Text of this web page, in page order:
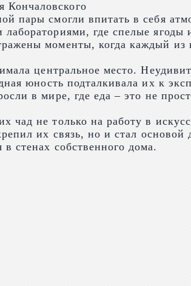
пары смогли впитать в себя
где спелые
моменты, когда каждый из
центральное место.
юность подталкивала их к
в мире, где еда – это не
не только на работу в
их связь, но и стал
стенах собственного дома.